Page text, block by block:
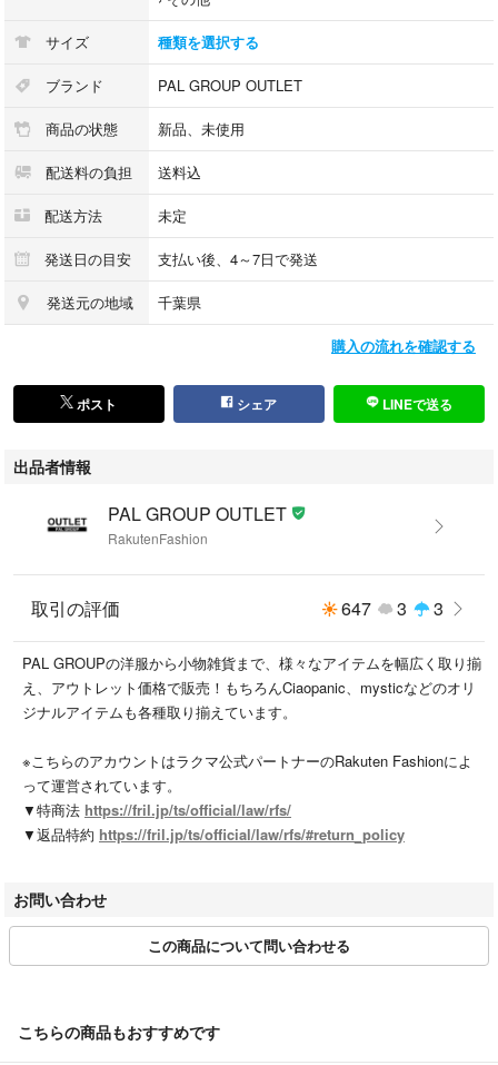
大好評のフリンジバギーデニムのスウェットver.が登場！
▼デザイン
・ロングセラーのフリンジデニムをベースにしたスウェットパンツ
・裾のカットオフが可能で低身長から高身長まできれいに履ける！
・ウエストはドロスト仕様でリラックスした履き心地
・コンパクトなトップスと合わせてメリハリのあるスタイリングに！
・スウェットやパーカーと合わせてとことんカジュアルに
・シャツやブラウスと合わせてミックスコーデもおすすめ♪
※洗濯、取り扱い
洗濯:30度限度 洗濯機「弱」
タンブル乾燥:不可
裏地：なし
厚さ：やや厚め
伸縮性：あり（ウエストゴム）
--------------------
【商品のお気に入り登録】
お気に入りアイテムの値下げ・再入荷・在庫1点などの通知を受け取るこ
とができます。
新商品や再入荷、セール、クーポン配布などお得な情報を受け取ることが
できます。
※サイト上のカラー名と、お届け商品に記載されているカラー名が異なる
※商品の色味は、撮影場所や光のあたり具合などにより色味が違って見え
より色味が違って見える場合が御座います。予めご了承の上ご注文下さ
い。
サイズ 種類を選択する
ブランド PAL GROUP OUTLET
商品の状態 新品、未使用
配送料の負担 送料込
配送方法 未定
発送日の目安 支払い後、4～7日で発送
発送元の地域 千葉県
購入の流れを確認する
ポスト シェア LINEで送る
出品者情報
PAL GROUP OUTLET
RakutenFashion
取引の評価 647 3 3
PAL GROUPの洋服から小物雑貨まで、様々なアイテムを幅広く取り揃
え、アウトレット価格で販売！もちろんCiaopanic、mysticなどのオリ
ジナルアイテムも各種取り揃えています。
※こちらのアカウントはラクマ公式パートナーのRakuten Fashionによ
って運営されています。
▼特商法 https://fril.jp/ts/official/law/rfs/
▼返品特約 https://fril.jp/ts/official/law/rfs/#return_policy
お問い合わせ
この商品について問い合わせる
こちらの商品もおすすめです